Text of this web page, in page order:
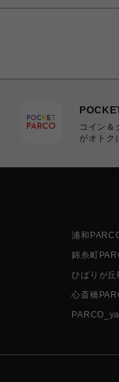
コイン＆
がオトク
浦和
錦糸町
ひばりが丘
心斎橋